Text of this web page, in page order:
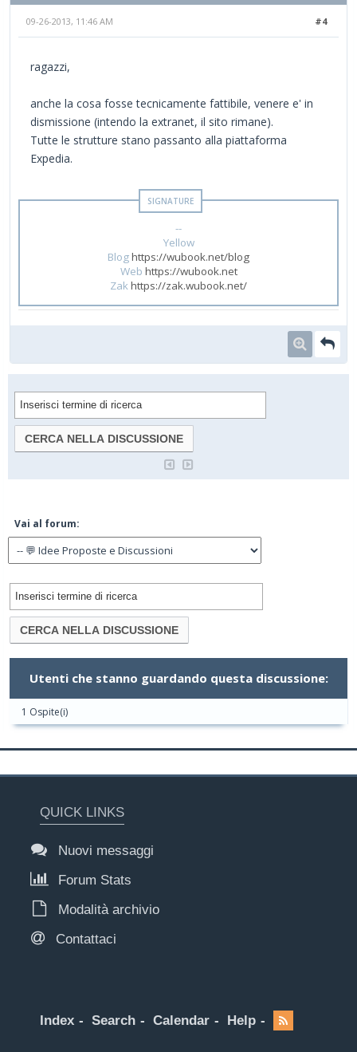
#4
09-26-2013, 11:46 AM
ragazzi,
anche la cosa fosse tecnicamente fattibile, venere e' in
dismissione (intendo la extranet, il sito rimane).
Tutte le strutture stano passanto alla piattaforma
Expedia.
--
Yellow
Bloghttps://wubook.net/blog
Web https://wubook.net
Zak https://zak.wubook.net/
Vai al forum:
Utenti che stanno guardando questa discussione:
1 Ospite(i)
QUICK LINKS
Nuovi messaggi
Forum Stats
Modalità archivio
Contattaci
Index Search Calendar Help